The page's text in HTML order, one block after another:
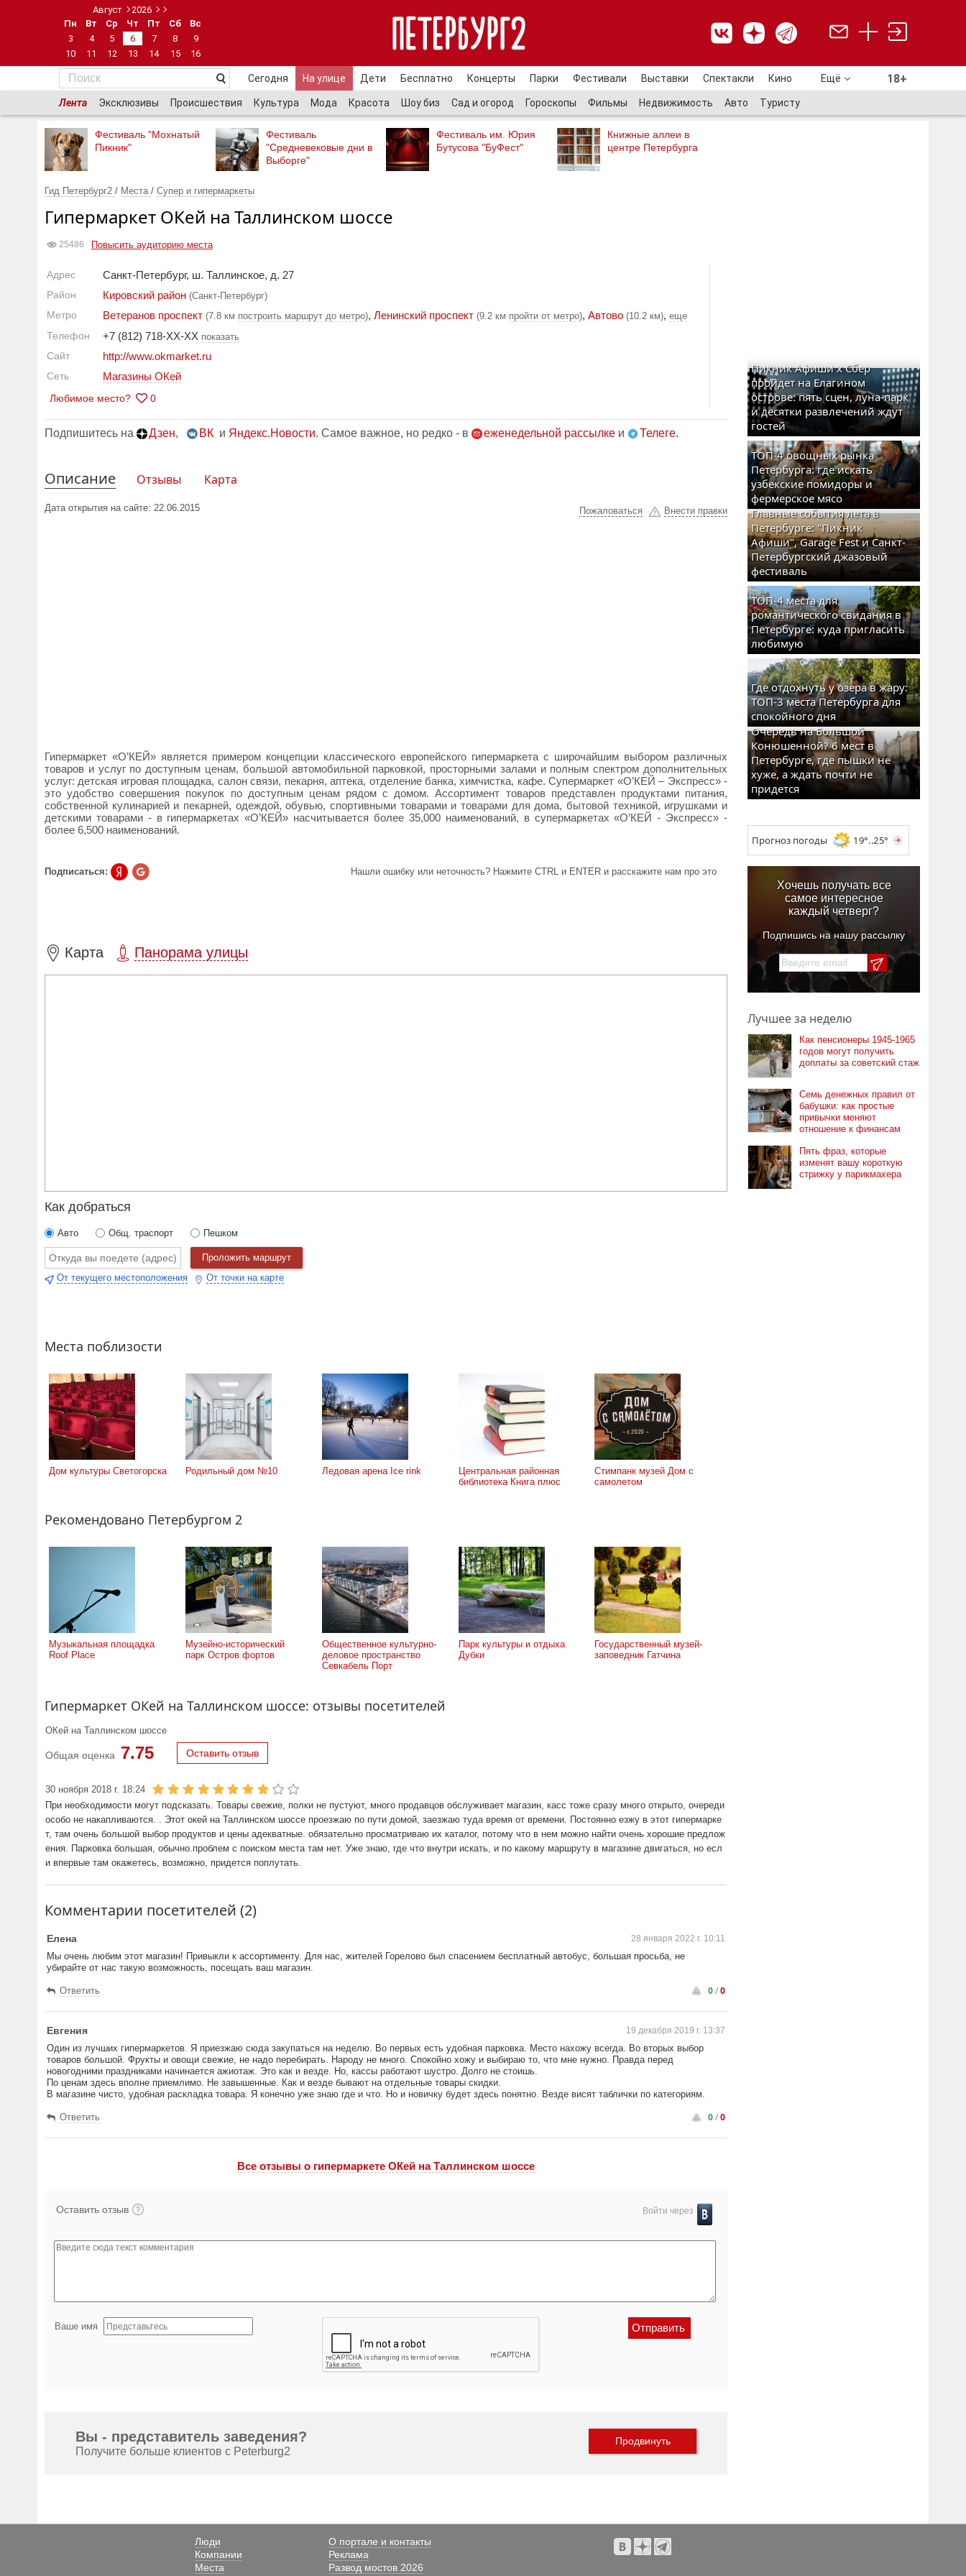
Август
2026
Пн
Вт Ср Чт Пт Сб
Вс
3
4 5 6 7 8
9
10
11 12 13 14 15 16
Сегодня На улице Дети Бесплатно Концерты Парки Фестивали Выставки Спектакли Кино Ещё 18+
Лента Эксклюзивы Происшествия Культура Мода Красота Шоу биз Сад и огород Гороскопы Фильмы Недвижимость Авто Туристу
Фестиваль "Мохнатый
Пикник"
Фестиваль
"Средневековые дни в
Выборге"
Фестиваль им. Юрия
Бутусова "БуФест"
Книжные аллеи в
центре Петербурга
Гид Петербург2 / Места / Супер и гипермаркеты
Гипермаркет ОКей на Таллинском шоссе
25486 Повысить аудиторию места
Адрес Санкт-Петербург, ш. Таллинское, д. 27
Район Кировский район (Санкт-Петербург)
Метро Ветеранов проспект (7.8 км построить маршрут до метро), Ленинский проспект (9.2 км пройти от метро), Автово (10.2 км), еще
Телефон +7 (812) 718-XX-XX показать
Сайт http://www.okmarket.ru
Сеть Магазины ОКей
Любимое место? 0
Подпишитесь на Дзен, ВК и Яндекс.Новости. Самое важное, но редко - в еженедельной рассылке и Телеге.
Описание Отзывы Карта
Дата открытия на сайте: 22.06.2015 Пожаловаться Внести правки
Гипермаркет «О’КЕЙ» является примером концепции классического европейского гипермаркета с широчайшим выбором различных
товаров и услуг по доступным ценам, большой автомобильной парковкой, просторными залами и полным спектром дополнительных
услуг: детская игровая площадка, салон связи, пекарня, аптека, отделение банка, химчистка, кафе. Супермаркет «О’КЕЙ – Экспресс» -
это удобство совершения покупок по доступным ценам рядом с домом.Ассортимент товаров представлен продуктами питания,
собственной кулинарией и пекарней, одеждой, обувью, спортивными товарами и товарами для дома, бытовой техникой, игрушками и
детскими товарами - в гипермаркетах «О’КЕЙ» насчитывается более 35,000 наименований, в супермаркетах «О’КЕЙ - Экспресс» -
более 6,500 наименований.
Подписаться: Нашли ошибку или неточность? Нажмите CTRL и ENTER и расскажите нам про это
Карта Панорама улицы
Как добраться
Авто Общ. траспорт Пешком
Проложить маршрут
От текущего местоположения
От точки на карте
Места поблизости
Дом культуры Cветогорска Родильный дом №10 Ледовая арена Ice rink
Центральная районная
библиотека Книга плюс
Стимпанк музей Дом с
самолетом
Рекомендовано Петербургом 2
Музыкальная площадка
Roof Place
Музейно-исторический
парк Остров фортов
Общественное культурно-
деловое пространство
Севкабель Порт
Парк культуры и отдыха
Дубки
Государственный музей-
заповедник Гатчина
Гипермаркет ОКей на Таллинском шоссе: отзывы посетителей
ОКей на Таллинском шоссе
Общая оценка 7.75 Оставить отзыв
30 ноября 2018 г. 18:24
При необходимости могут подсказать. Товары свежие, полки не пустуют, много продавцов обслуживает магазин, касс тоже сразу много открыто, очереди
особо не накапливаются. . Этот окей на Таллинском шоссе проезжаю по пути домой, заезжаю туда время от времени. Постоянно езжу в этот гипермарке
т, там очень большой выбор продуктов и цены адекватные. обязательно просматриваю их каталог, потому что в нем можно найти очень хорошие предлож
ения. Парковка большая, обычно.проблем с поиском места там нет. Уже знаю, где что внутри искать, и по какому маршруту в магазине двигаться, но есл
и впервые там окажетесь, возможно, придется поплутать.
Комментарии посетителей (2)
Елена 28 января 2022 г. 10:11
Мы очень любим этот магазин! Привыкли к ассортименту. Для нас, жителей Горелово был спасением бесплатный автобус, большая просьба, не
убирайте от нас такую возможность, посещать ваш магазин.
Ответить 0/0
Евгения 19 декабря 2019 г. 13:37
Один из лучших гипермаркетов. Я приезжаю сюда закупаться на неделю. Во первых есть удобная парковка. Место нахожу всегда. Во вторых выбор
товаров большой. Фрукты и овощи свежие, не надо перебирать. Народу не много. Спокойно хожу и выбираю то, что мне нужно. Правда перед
новогодними праздниками начинается ажиотаж. Это как и везде. Но, кассы работают шустро. Долго не стоишь.
По ценам здесь вполне приемлимо. Не завышенные. Как и везде бывают на отдельные товары скидки.
В магазине чисто, удобная раскладка товара. Я конечно уже знаю где и что. Но и новичку будет здесь понятно. Везде висят таблички по категориям.
Ответить 0/0
Все отзывы o гипермаркете ОКей на Таллинском шоссе
Оставить отзыв Войти через
Ваше имя
Вы - представитель заведения?
Получите больше клиентов с Peterburg2
Продвинуть
Пикник Афиши x Сбер
пройдет на Елагином
острове: пять сцен, луна-парк
и десятки развлечений ждут
гостей
ТОП-4 овощных рынка
Петербурга: где искать
узбекские помидоры и
фермерское мясо
Главные события лета в
Петербурге: "Пикник
Афиши", Garage Fest и Санкт-
Петербургский джазовый
фестиваль
ТОП-4 места для
романтического свидания в
Петербурге: куда пригласить
любимую
Где отдохнуть у озера в жару:
ТОП-3 места Петербурга для
спокойного дня
Очередь на Большой
Конюшенной? 6 мест в
Петербурге, где пышки не
хуже, а ждать почти не
придется
Прогноз погоды 19°..25°
Хочешь получать все
самое интересное
каждый четверг?
Подпишись на нашу рассылку
Лучшее за неделю
Как пенсионеры 1945-1965
годов могут получить
доплаты за советский стаж
Семь денежных правил от
бабушки: как простые
привычки меняют
отношение к финансам
Пять фраз, которые
изменят вашу короткую
стрижку у парикмахера
Люди
О портале и контакты
Компании
Реклама
Места
Развод мостов 2026